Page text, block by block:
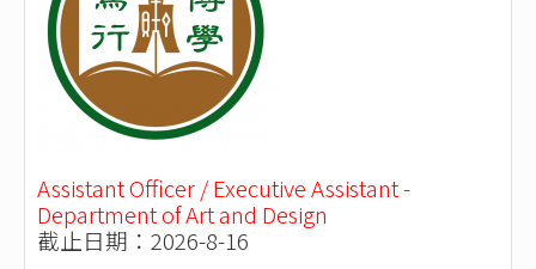
Assistant Officer / Executive Assistant -
Department of Art and Design
截止日期：2026-8-16